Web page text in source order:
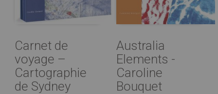
Carnet de
voyage –
Cartographie
de Sydney
Australia
Elements -
Caroline
Bouquet